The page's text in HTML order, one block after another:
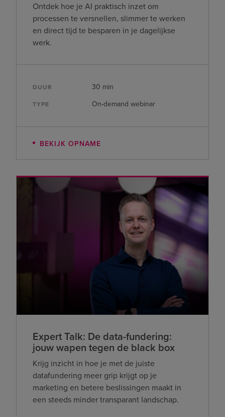
Ontdek hoe je AI praktisch inzet om
processen te versnellen, slimmer te werken
en direct tijd te besparen in je dagelijkse
werk.
DUUR 30 min
TYPE On-demand webinar
BEKIJK OPNAME
Expert Talk: De data-fundering:
jouw wapen tegen de black box
Krijg inzicht in hoe je met de juiste
datafundering meer grip krijgt op je
marketing en betere beslissingen maakt in
een steeds minder transparant landschap.